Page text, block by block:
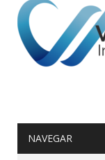
NAVEGAR